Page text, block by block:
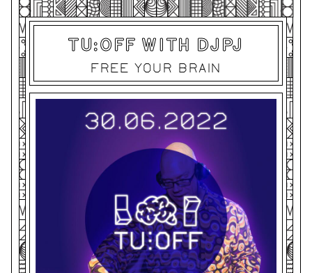
TU:OFF WITH DJPJ
FREE YOUR BRAIN